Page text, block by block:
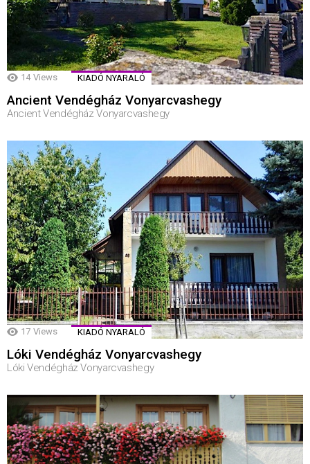
14 Views KIADÓ NYARALÓ
Ancient Vendégház Vonyarcvashegy
Ancient Vendégház Vonyarcvashegy
17 Views KIADÓ NYARALÓ
Lóki Vendégház Vonyarcvashegy
Lóki Vendégház Vonyarcvashegy